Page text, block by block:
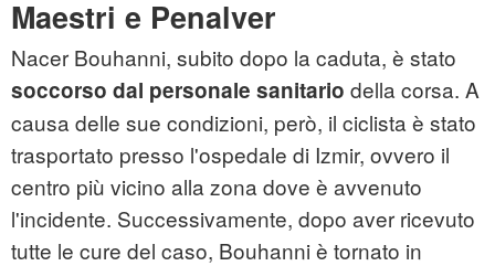
Maestri e Penalver
Nacer Bouhanni, subito dopo la caduta, è stato
soccorso dal personale sanitario della corsa. A
causa delle sue condizioni, però, il ciclista è stato
trasportato presso l'ospedale di Izmir, ovvero il
centro più vicino alla zona dove è avvenuto
l'incidente. Successivamente, dopo aver ricevuto
tutte le cure del caso, Bouhanni è tornato in